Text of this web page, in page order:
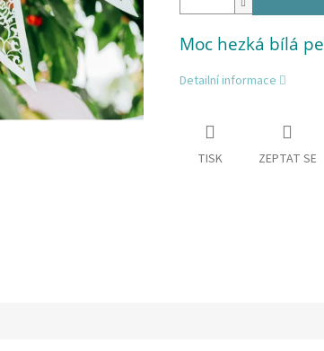
Moc hezká bílá
Detailní informace
TISK ZEPTAT SE